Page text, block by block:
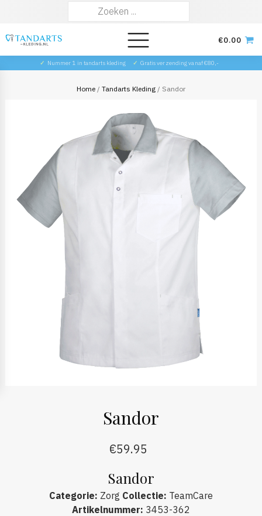
€0.00
✓ Nummer 1 in tandarts kleding ✓ Gratis verzending vanaf €80,-
Home / Tandarts Kleding / Sandor
Sandor
€59.95
Sandor
Categorie: Zorg Collectie: TeamCare
Artikelnummer: 3453-362